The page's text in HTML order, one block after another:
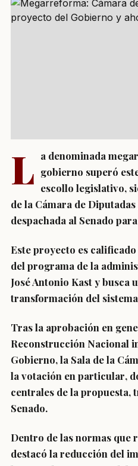
L a denominada
gobierno superó
escollo legislativo,
de la Cámara de
despachada al Senado
Este proyecto es
del programa de la
José Antonio Kasty busca
transformación del
Tras la aprobación en
Reconstrucción Nacional
Gobierno, la Sala de la
la votación en particular,
centrales de la propuesta,
Senado.
Dentro de las normas que
destacó la reducción del